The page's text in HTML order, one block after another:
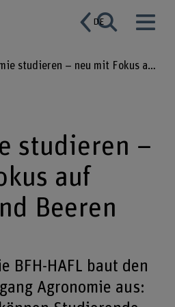
DE
Agronomie studieren – neu mit Fokus auf Gemüse und Beeren
studieren –
auf
Beeren
BFH-HAFL baut den
Agronomie aus: